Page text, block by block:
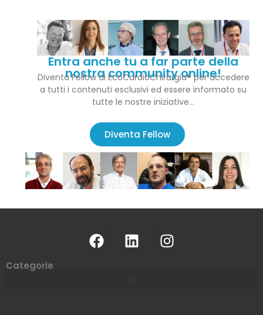
Entra anche tu a far parte della
nostra community online!
Diventa Fellow di EcoCardioChirurgia® per accedere
a tutti i contenuti esclusivi ed essere informato su
tutte le nostre iniziative…
Diventa Fellow
Categorie